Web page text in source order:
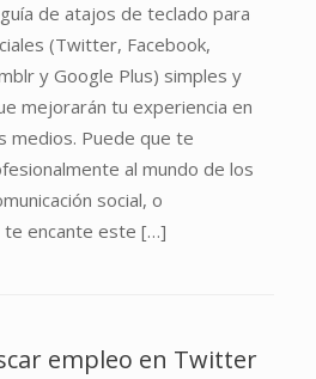
de atajos de teclado para
(Twitter, Facebook,
y Google Plus) simples y
mejorarán tu experiencia en
medios. Puede que te
al mundo de los
social, o
te encante este […]
empleo en Twitter